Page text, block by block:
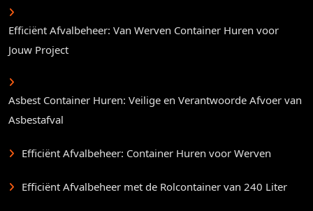
Efficiënt Afvalbeheer: Van Werven Container Huren voor
Jouw Project
Asbest Container Huren: Veilige en Verantwoorde Afvoer van
Asbestafval
Efficiënt Afvalbeheer: Container Huren voor Werven
Efficiënt Afvalbeheer met de Rolcontainer van 240 Liter